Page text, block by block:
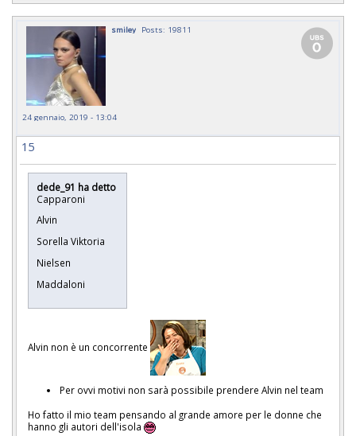
smiley Posts: 19811
24 gennaio, 2019 - 13:04
15
dede_91 ha detto
Capparoni
Alvin
Sorella Viktoria
Nielsen
Maddaloni
Alvin non è un concorrente
Per ovvi motivi non sarà possibile prendere Alvin nel team
Ho fatto il mio team pensando al grande amore per le donne che
hanno gli autori dell'isola